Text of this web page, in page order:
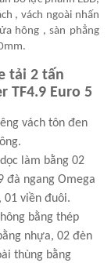
, vách ngoài nhấn
hông , sàn phẳng
tải 2 tấn
TF4.9 Euro 5
vách tôn đen
làm bằng 02
đà ngang Omega
01 viền đuôi.
bằng thép
nhựa, 02 đèn
thùng bằng